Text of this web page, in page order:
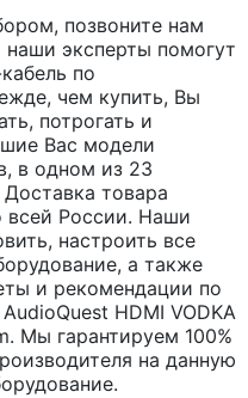
позвоните нам
эксперты помогут
по
чем купить, Вы
потрогать и
Вас модели
в одном из 23
Доставка товара
всей России. Наши
настроить все
а также
и рекомендации по
HDMI VODKA
Мы гарантируем 100%
на данную